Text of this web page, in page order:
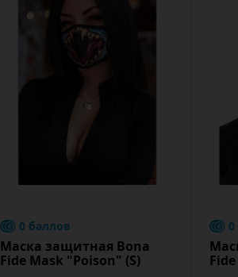
0 баллов
Маска защитная Bona
Fide Mask "Poison" (S)